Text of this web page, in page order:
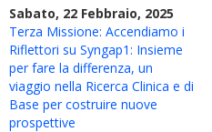
Sabato, 22 Febbraio, 2025
Terza Missione: Accendiamo i
Riflettori su Syngap1: Insieme
per fare la differenza, un
viaggio nella Ricerca Clinica e di
Base per costruire nuove
prospettive